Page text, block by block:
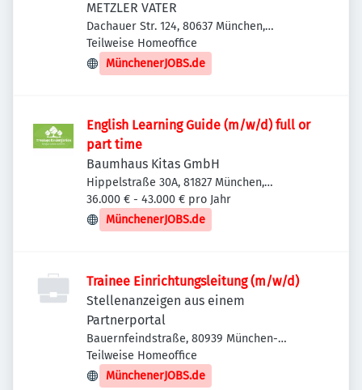
METZLER VATER
Dachauer Str. 124, 80637 München,
Deutschland
Teilweise Homeoffice
MünchenerJOBS.de
English Learning Guide (m/w/d) full or
part time
Baumhaus Kitas GmbH
Hippelstraße 30A, 81827 München,
Deutschland
36.000 € - 43.000 € pro Jahr
MünchenerJOBS.de
Trainee Einrichtungsleitung (m/w/d)
Stellenanzeigen aus einem
Partnerportal
Bauernfeindstraße, 80939 München-
Schwabing-Freimann, Deutschland
Teilweise Homeoffice
MünchenerJOBS.de